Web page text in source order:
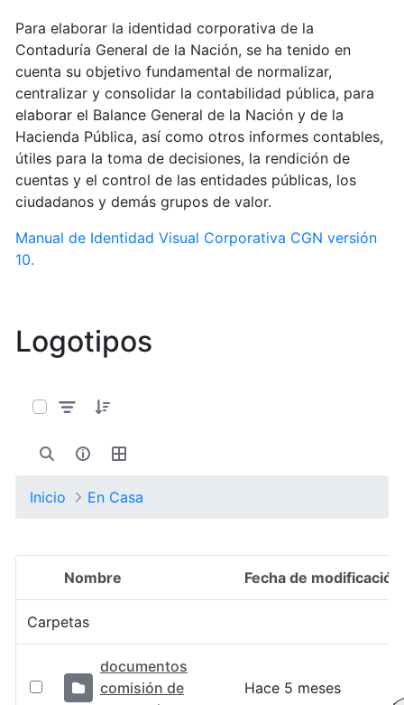
Para elaborar la identidad corporativa de la
Contaduría General de la Nación, se ha tenido en
cuenta su objetivo fundamental de normalizar,
centralizar y consolidar la contabilidad pública, para
elaborar el Balance General de la Nación y de la
Hacienda Pública, así como otros informes contables,
útiles para la toma de decisiones, la rendición de
cuentas y el control de las entidades públicas, los
ciudadanos y demás grupos de valor.
Manual de Identidad Visual Corporativa CGN versión
10.
Logotipos
Inicio En Casa
Selección del elemento
Nombre Fecha de modificación
Carpetas
documentos
comisión de
Hace 5 meses